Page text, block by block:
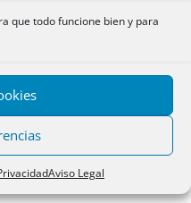
que todo funcione bien y para
Aviso Legal